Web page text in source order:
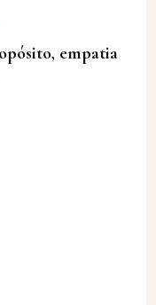
empatia